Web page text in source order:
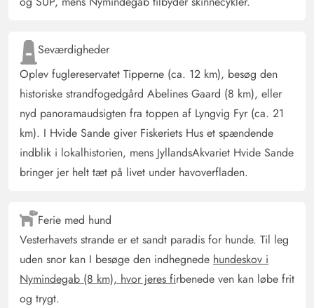
ved solindstråling selv uden varme. Perfekt beliggenhed,
da man har direkte uhindret adgang til klitterne (perfekt
med hund). Husets tilstand er meget god, selv hvis nogle
møbler fremstår slidte grundet sollys på
læderoverfladerne. TV, wifi meget moderne. Ovn som
ny. Samlet set super. Vi kommer igen næste år.
Deutschland
AI Oversat (Se oprindelig)
Et smukt sommerhus, som er meget rent og godt
udstyret.
Seværdigheder
Oplev fuglereservatet Tipperne (ca. 12 km), besøg den
historiske strandfogedgård Abelines Gaard (8 km), eller
nyd panoramaudsigten fra toppen af Lyngvig Fyr (ca. 21
km). I Hvide Sande giver Fiskeriets Hus et spændende
indblik i lokalhistorien, mens JyllandsAkvariet Hvide Sande
bringer jer helt tæt på livet under havoverfladen.
Ferie med hund
Vesterhavets strande er et sandt paradis for hunde. Til leg
uden snor kan I besøge den indhegnede hundeskov i
Nymindegab (8 km), hvor jeres firbenede ven kan løbe frit
og trygt.